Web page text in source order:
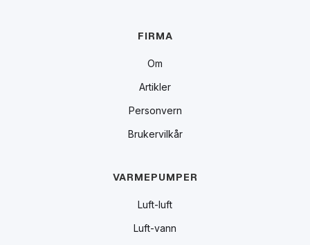
FIRMA
Om
Artikler
Personvern
Brukervilkår
VARMEPUMPER
Luft-luft
Luft-vann